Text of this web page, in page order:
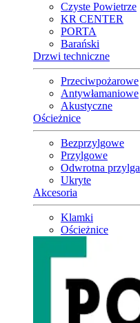
Czyste Powietrze
KR CENTER
PORTA
Barański
Drzwi techniczne
Przeciwpożarowe
Antywłamaniowe
Akustyczne
Ościeżnice
Bezprzylgowe
Przylgowe
Odwrotna przylga
Ukryte
Akcesoria
Klamki
Ościeżnice